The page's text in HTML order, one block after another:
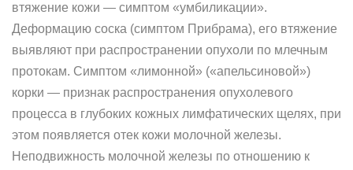
втяжение кожи — симптом «умбиликации».
Деформацию соска (симптом Прибрама), его втяжение
выявляют при распространении опухоли по млечным
протокам. Симптом «лимонной» («апельсиновой»)
корки — признак распространения опухолевого
процесса в глубоких кожных лимфатических щелях, при
этом появляется отек кожи молочной железы.
Неподвижность молочной железы по отношению к